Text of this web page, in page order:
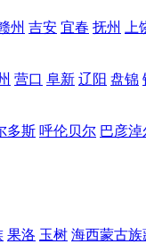
州 吉安 宜春 抚州 上
营口 阜新 辽阳 盘锦
多斯 呼伦贝尔 巴彦淖
果洛 玉树 海西蒙古族